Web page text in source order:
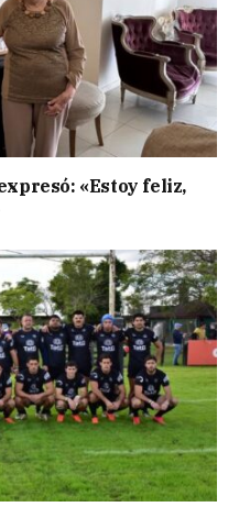
«Estoy feliz,